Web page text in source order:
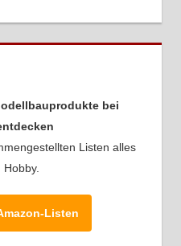
bei
Listen alles
Hobby.
Listen